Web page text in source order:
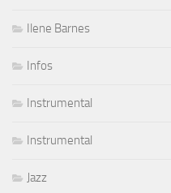
Ilene Barnes
Infos
Instrumental
Instrumental
Jazz